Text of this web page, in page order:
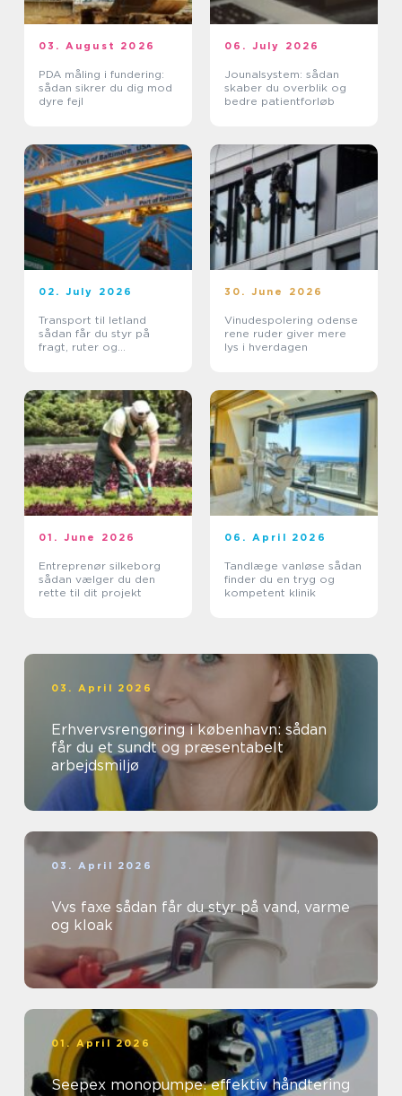
03. August 2026
PDA måling i fundering:
sådan sikrer du dig mod
dyre fejl
06. July 2026
Jounalsystem: sådan
skaber du overblik og
bedre patientforløb
02. July 2026
Transport til letland
sådan får du styr på
fragt, ruter og
30. June 2026
Vinudespolering odense
rene ruder giver mere
lys i hverdagen
01. June 2026
Entreprenør silkeborg
sådan vælger du den
rette til dit projekt
06. April 2026
Tandlæge vanløse sådan
finder du en tryg og
kompetent klinik
03. April 2026
Erhvervsrengøring i københavn: sådan
får du et sundt og præsentabelt
arbejdsmiljø
03. April 2026
Vvs faxe sådan får du styr på vand, varme
og kloak
01. April 2026
Seepex monopumpe: effektiv håndtering